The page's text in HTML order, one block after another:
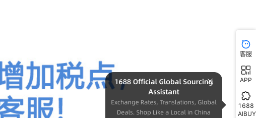
客服
APP
1688
AIBUY